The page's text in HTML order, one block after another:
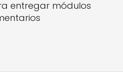
entregar módulos